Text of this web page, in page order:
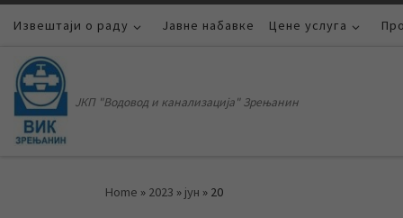
Skip to content
Извештаји о раду Јавне набавке Цене услуга
ЈКП "Водовод и канализација" Зрењанин
Home » 2023 » јун » 20